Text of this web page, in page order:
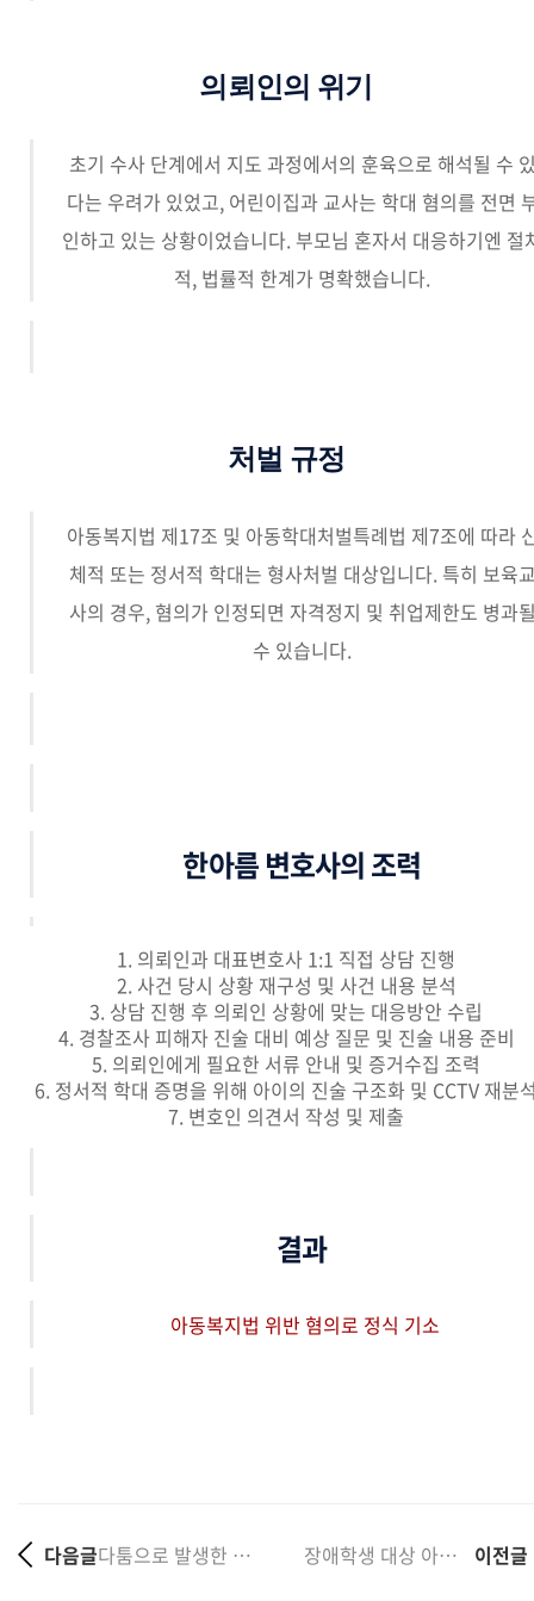
의뢰인의 위기
초기 수사 단계에서 지도 과정에서의 훈육으로 해석될 수
다는 우려가 있었고, 어린이집과 교사는 학대 혐의를 전면
인하고 있는 상황이었습니다. 부모님 혼자서 대응하기엔 절
적, 법률적 한계가 명확했습니다.
처벌 규정
아동복지법 제17조 및 아동학대처벌특례법 제7조에 따라
체적 또는 정서적 학대는 형사처벌 대상입니다. 특히 보육
사의 경우, 혐의가 인정되면 자격정지 및 취업제한도 병과
수 있습니다.
한아름 변호사의 조력
1. 의뢰인과 대표변호사 1:1 직접 상담 진행
2. 사건 당시 상황 재구성 및 사건 내용 분석
3. 상담 진행 후 의뢰인 상황에 맞는 대응방안 수립
4. 경찰조사 피해자 진술 대비 예상 질문 및 진술 내용 준비
5. 의뢰인에게 필요한 서류 안내 및 증거수집 조력
6. 정서적 학대 증명을 위해 아이의 진술 구조화 및 CCTV 재분
7. 변호인 의견서 작성 및 제출
결과
아동복지법 위반 혐의로 정식 기소
다음글 다툼으로 발생한 피해학생의 6주 전치, 폭행치상 심리불.... 장애학생 대상 아동학대 담임교사 벌금 선고 사례 이전글